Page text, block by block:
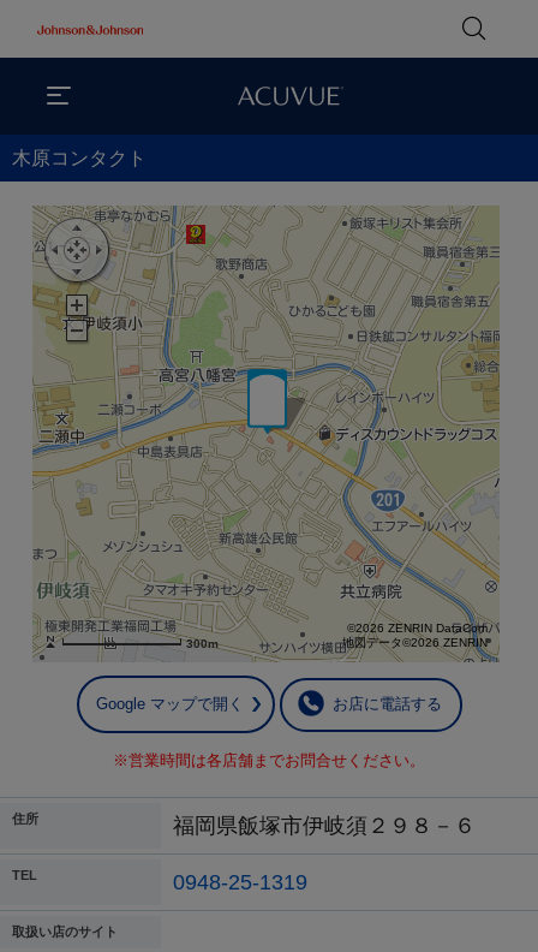
木原コンタクト
300m
©2026 ZENRIN DataCom
地図データ©2026 ZENRIN
Google マップで開く お店に電話する
※営業時間は各店舗までお問合せください。
住所 福岡県飯塚市伊岐須２９８－６
TEL 0948-25-1319
取扱い店のサイト